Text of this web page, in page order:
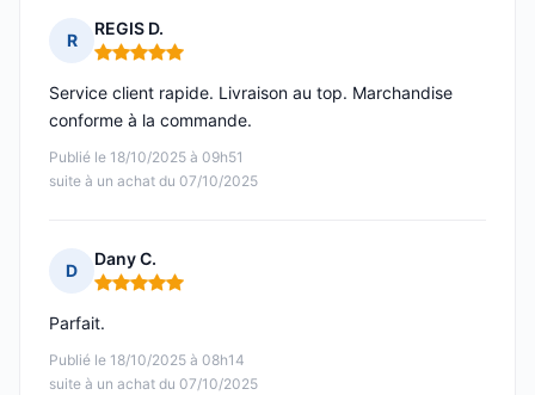
R
REGIS D.
Note : 5 sur 5
Publié le 18/10/2025 à 09h51
suite à un achat du 07/10/2025
Service client rapide. Livraison au top. Marchandise
conforme à la commande.
D
Dany C.
Note : 5 sur 5
Publié le 18/10/2025 à 08h14
suite à un achat du 07/10/2025
Parfait.